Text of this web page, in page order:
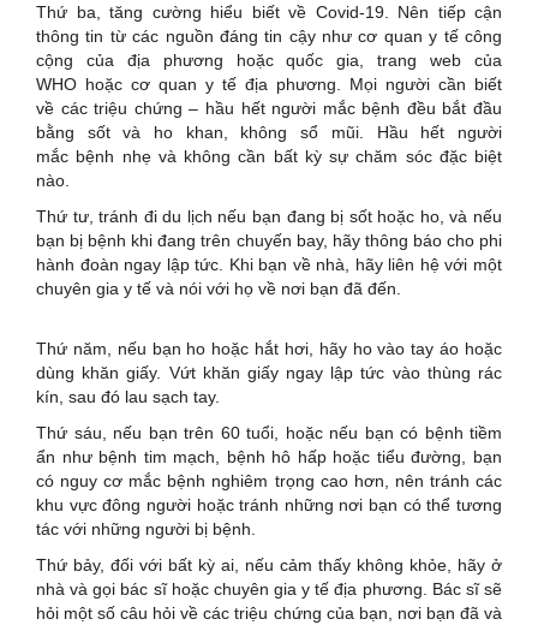
Thứ ba, tăng cường hiểu biết về Covid-19. Nên tiếp cận
thông tin từ các nguồn đáng tin cậy như cơ quan y tế công
cộng của địa phương hoặc quốc gia, trang web của
WHO hoặc cơ quan y tế địa phương. Mọi người cần biết
về các triệu chứng – hầu hết người mắc bệnh đều bắt đầu
bằng sốt và ho khan, không sổ mũi. Hầu hết người
mắc bệnh nhẹ và không cần bất kỳ sự chăm sóc đặc biệt
nào.
Thứ tư, tránh đi du lịch nếu bạn đang bị sốt hoặc ho, và nếu
bạn bị bệnh khi đang trên chuyến bay, hãy thông báo cho phi
hành đoàn ngay lập tức. Khi bạn về nhà, hãy liên hệ với một
chuyên gia y tế và nói với họ về nơi bạn đã đến.
Thứ năm, nếu bạn ho hoặc hắt hơi, hãy ho vào tay áo hoặc
dùng khăn giấy. Vứt khăn giấy ngay lập tức vào thùng rác
kín, sau đó lau sạch tay.
Thứ sáu, nếu bạn trên 60 tuổi, hoặc nếu bạn có bệnh tiềm
ẩn như bệnh tim mạch, bệnh hô hấp hoặc tiểu đường, bạn
có nguy cơ mắc bệnh nghiêm trọng cao hơn, nên tránh các
khu vực đông người hoặc tránh những nơi bạn có thể tương
tác với những người bị bệnh.
Thứ bảy, đối với bất kỳ ai, nếu cảm thấy không khỏe, hãy ở
nhà và gọi bác sĩ hoặc chuyên gia y tế địa phương. Bác sĩ sẽ
hỏi một số câu hỏi về các triệu chứng của bạn, nơi bạn đã và